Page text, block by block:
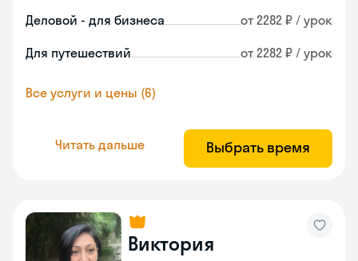
Деловой - для бизнеса от 2282 ₽ / урок
Для путешествий от 2282 ₽ / урок
Все услуги и цены (6)
Читать дальше Выбрать время
Виктория